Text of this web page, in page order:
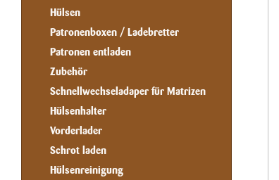
Hülsen
Patronenboxen / Ladebretter
Patronen entladen
Zubehör
Schnellwechseladaper für Matrizen
Hülsenhalter
Vorderlader
Schrot laden
Hülsenreinigung